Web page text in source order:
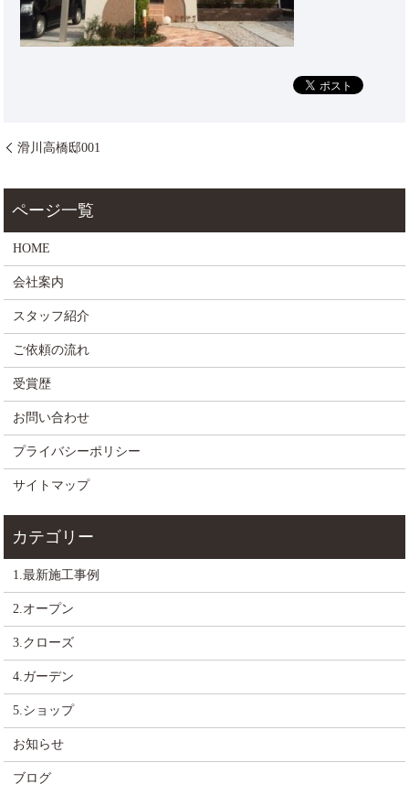
滑川高橋邸001
HOME
会社案内
スタッフ紹介
ご依頼の流れ
受賞歴
お問い合わせ
プライバシーポリシー
サイトマップ
1.最新施工事例
2.オープン
3.クローズ
4.ガーデン
5.ショップ
お知らせ
ブログ